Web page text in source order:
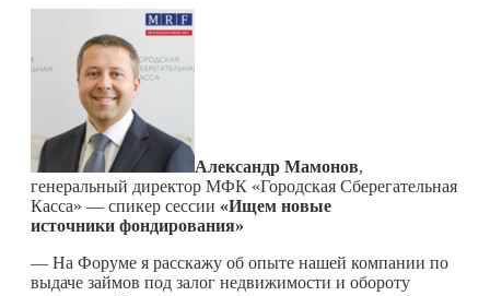
Александр Мамонов,
генеральный директор МФК «Городская Сберегательная
Касса» — спикер сессии «Ищем новые
источники фондирования»
— На Форуме я расскажу об опыте нашей компании по
выдаче займов под залог недвижимости и обороту